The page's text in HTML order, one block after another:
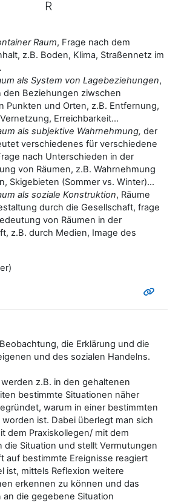
R
Raum, Frage nach dem
z.B. Boden, Klima, Straßennetz im
als System von Lagebeziehungen,
den Beziehungen ziwschen
Punkten und Orten, z.B. Entfernung,
Erreichbarkeit...
als subjektive Wahrnehmung, der
verschiedenes für verschiedene
nach Unterschieden in der
von Räumen, z.B. Wahrnehmung
Skigebieten (Sommer vs. Winter)...
als soziale Konstruktion, Räume
durch die Gesellschaft, frage
von Räumen in der
z.B. durch Medien, Image des
die Erklärung und die
und des sozialen Handelns.
z.B. in den gehaltenen
bestimmte Situationen näher
warum in einer bestimmten
ist. Dabei überlegt man sich
dem Praxiskollegen/ mit dem
die Situation und stellt Vermutungen
auf bestimmte Ereignisse reagiert
ist, mittels Reflexion weitere
erkennen zu können und das
an die gegebene Situation